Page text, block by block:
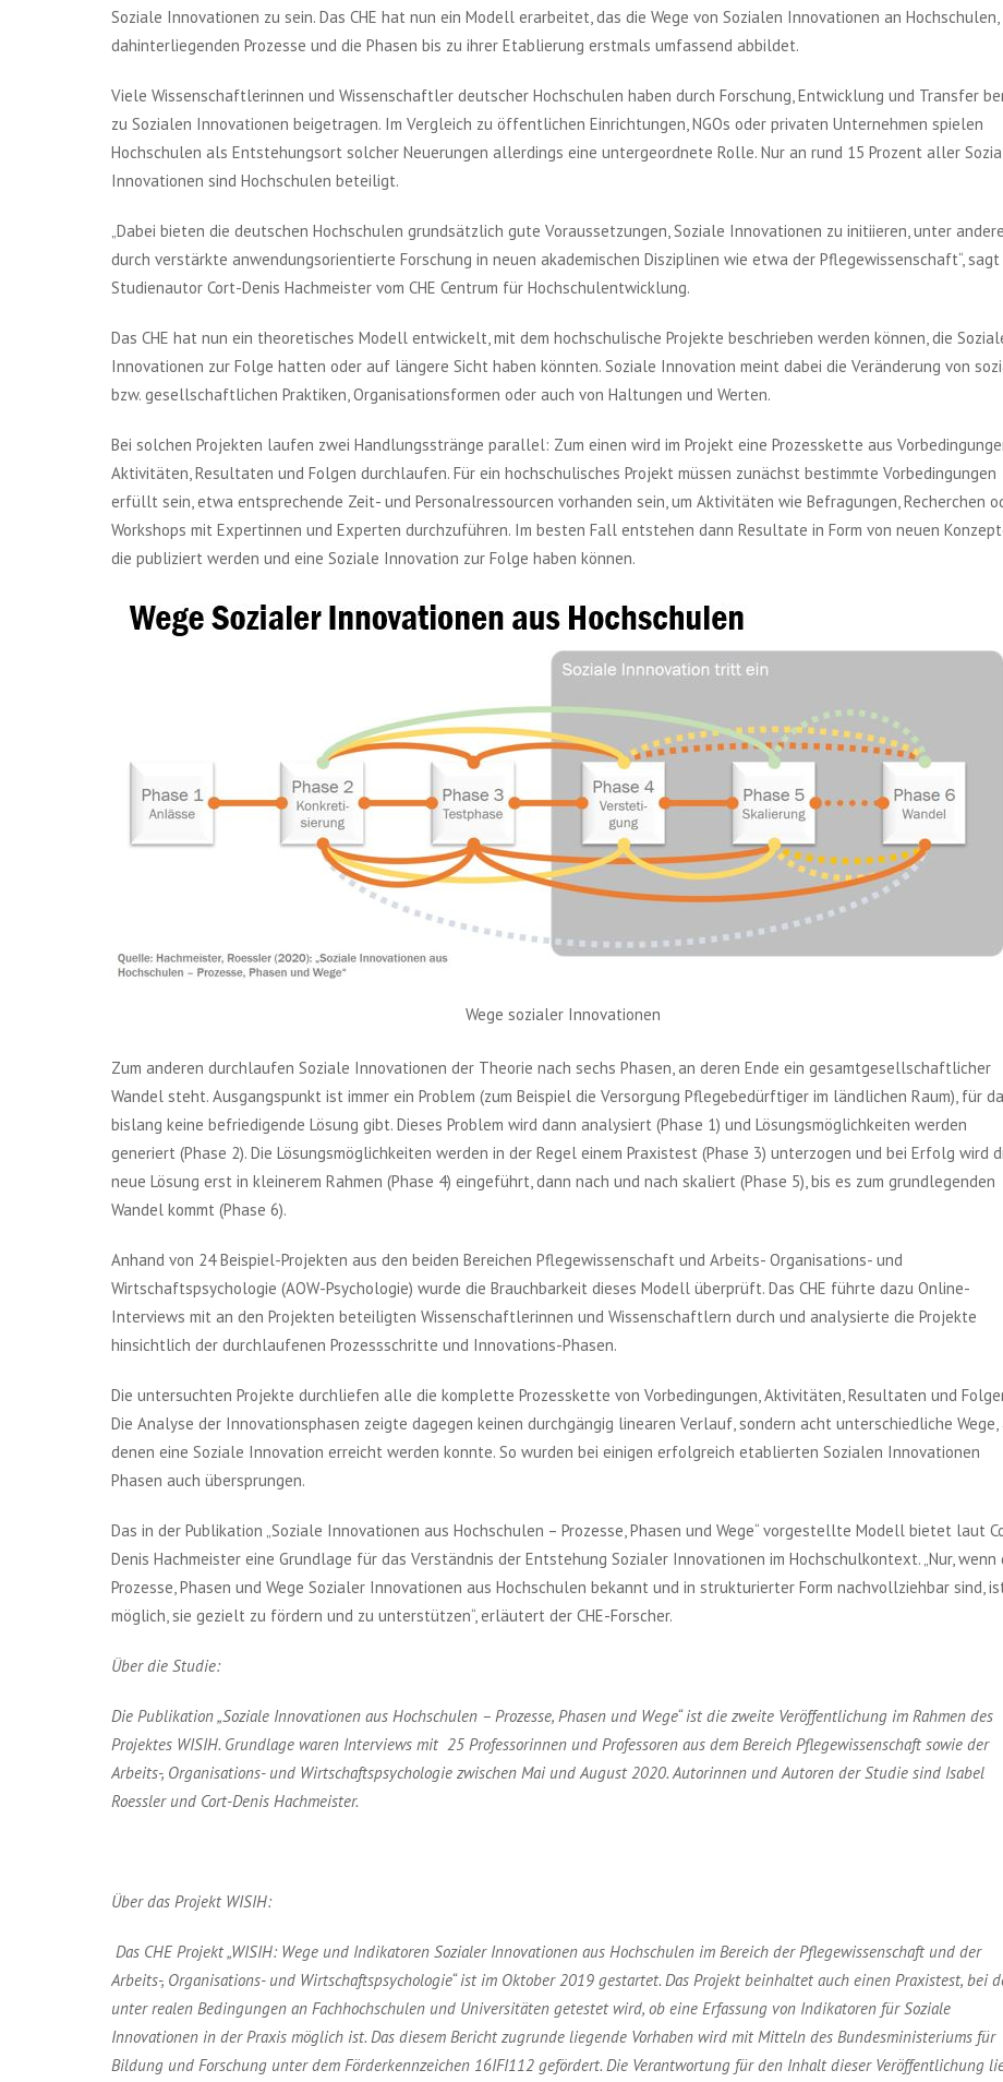
Soziale Innovationen zu sein. Das CHE hat nun ein Modell erarbeitet, das die Wege von Sozialen Innovationen an Hochschulen,
dahinterliegenden Prozesse und die Phasen bis zu ihrer Etablierung erstmals umfassend abbildet.
Viele Wissenschaftlerinnen und Wissenschaftler deutscher Hochschulen haben durch Forschung, Entwicklung und Transfer
zu Sozialen Innovationen beigetragen. Im Vergleich zu öffentlichen Einrichtungen, NGOs oder privaten Unternehmen spielen
Hochschulen als Entstehungsort solcher Neuerungen allerdings eine untergeordnete Rolle. Nur an rund 15 Prozent aller
Innovationen sind Hochschulen beteiligt.
„Dabei bieten die deutschen Hochschulen grundsätzlich gute Voraussetzungen, Soziale Innovationen zu initiieren, unter
durch verstärkte anwendungsorientierte Forschung in neuen akademischen Disziplinen wie etwa der Pflegewissenschaft“, sagt
Studienautor Cort-Denis Hachmeister vom CHE Centrum für Hochschulentwicklung.
Das CHE hat nun ein theoretisches Modell entwickelt, mit dem hochschulische Projekte beschrieben werden können, die
Innovationen zur Folge hatten oder auf längere Sicht haben könnten. Soziale Innovation meint dabei die Veränderung von
bzw. gesellschaftlichen Praktiken, Organisationsformen oder auch von Haltungen und Werten.
Bei solchen Projekten laufen zwei Handlungsstränge parallel: Zum einen wird im Projekt eine Prozesskette aus
Aktivitäten, Resultaten und Folgen durchlaufen. Für ein hochschulisches Projekt müssen zunächst bestimmte Vorbedingungen
erfüllt sein, etwa entsprechende Zeit- und Personalressourcen vorhanden sein, um Aktivitäten wie Befragungen, Recherchen
Workshops mit Expertinnen und Experten durchzuführen. Im besten Fall entstehen dann Resultate in Form von neuen
die publiziert werden und eine Soziale Innovation zur Folge haben können.
Wege sozialer Innovationen
Zum anderen durchlaufen Soziale Innovationen der Theorie nach sechs Phasen, an deren Ende ein gesamtgesellschaftlicher
Wandel steht. Ausgangspunkt ist immer ein Problem (zum Beispiel die Versorgung Pflegebedürftiger im ländlichen Raum), für
bislang keine befriedigende Lösung gibt. Dieses Problem wird dann analysiert (Phase 1) und Lösungsmöglichkeiten werden
generiert (Phase 2). Die Lösungsmöglichkeiten werden in der Regel einem Praxistest (Phase 3) unterzogen und bei Erfolg wird
neue Lösung erst in kleinerem Rahmen (Phase 4) eingeführt, dann nach und nach skaliert (Phase 5), bis es zum grundlegenden
Wandel kommt (Phase 6).
Anhand von 24 Beispiel-Projekten aus den beiden Bereichen Pflegewissenschaft und Arbeits- Organisations- und
Wirtschaftspsychologie (AOW-Psychologie) wurde die Brauchbarkeit dieses Modell überprüft. Das CHE führte dazu Online-
Interviews mit an den Projekten beteiligten Wissenschaftlerinnen und Wissenschaftlern durch und analysierte die Projekte
hinsichtlich der durchlaufenen Prozessschritte und Innovations-Phasen.
Die untersuchten Projekte durchliefen alle die komplette Prozesskette von Vorbedingungen, Aktivitäten, Resultaten und
Die Analyse der Innovationsphasen zeigte dagegen keinen durchgängig linearen Verlauf, sondern acht unterschiedliche
denen eine Soziale Innovation erreicht werden konnte. So wurden bei einigen erfolgreich etablierten Sozialen Innovationen
Phasen auch übersprungen.
Das in der Publikation „Soziale Innovationen aus Hochschulen – Prozesse, Phasen und Wege“ vorgestellte Modell bietet laut
Denis Hachmeister eine Grundlage für das Verständnis der Entstehung Sozialer Innovationen im Hochschulkontext. „Nur, wenn
Prozesse, Phasen und Wege Sozialer Innovationen aus Hochschulen bekannt und in strukturierter Form nachvollziehbar sind,
möglich, sie gezielt zu fördern und zu unterstützen“, erläutert der CHE-Forscher.
Über die Studie:
Die Publikation „Soziale Innovationen aus Hochschulen – Prozesse, Phasen und Wege“ ist die zweite Veröffentlichung im Rahmen des
Projektes WISIH. Grundlage waren Interviews mit 25 Professorinnen und Professoren aus dem Bereich Pflegewissenschaft sowie der
Arbeits-, Organisations- und Wirtschaftspsychologie zwischen Mai und August 2020. Autorinnen und Autoren der Studie sind Isabel
Roessler und Cort-Denis Hachmeister.
Über das Projekt WISIH:
Das CHE Projekt „WISIH: Wege und Indikatoren Sozialer Innovationen aus Hochschulen im Bereich der Pflegewissenschaft und der
Arbeits-, Organisations- und Wirtschaftspsychologie“ ist im Oktober 2019 gestartet. Das Projekt beinhaltet auch einen Praxistest, bei
unter realen Bedingungen an Fachhochschulen und Universitäten getestet wird, ob eine Erfassung von Indikatoren für Soziale
Innovationen in der Praxis möglich ist. Das diesem Bericht zugrunde liegende Vorhaben wird mit Mitteln des Bundesministeriums für
Bildung und Forschung unter dem Förderkennzeichen 16IFI112 gefördert. Die Verantwortung für den Inhalt dieser Veröffentlichung